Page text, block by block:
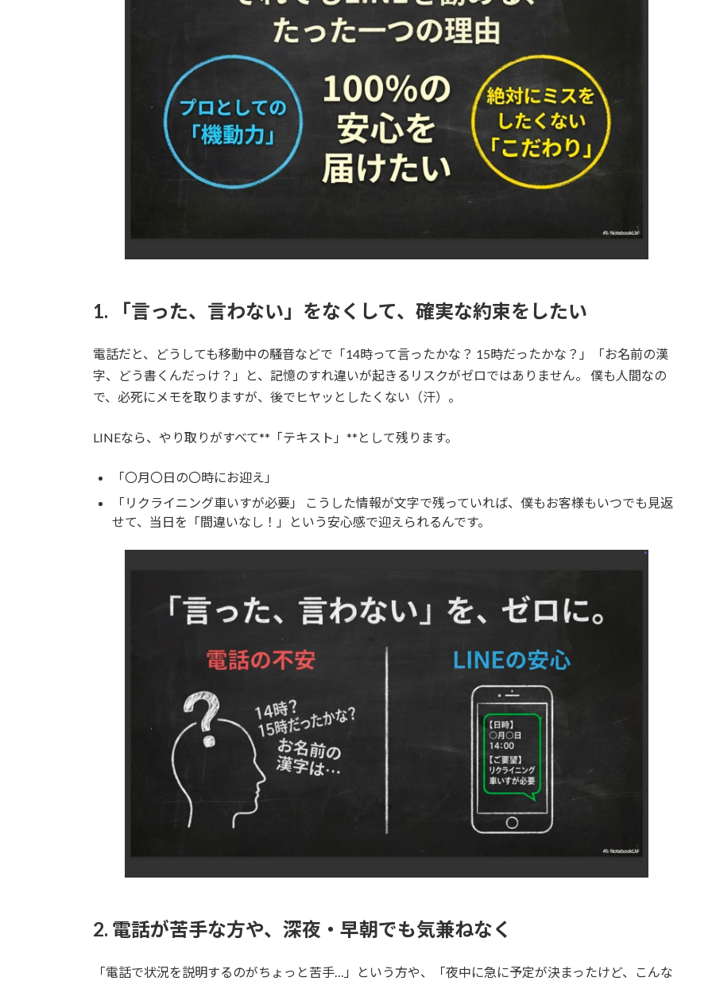
1. 「言った、言わない」をなくして、確実な約束をしたい
電話だと、どうしても移動中の騒音などで「14時って言ったかな？ 15時だったかな？」「お名前の漢
字、どう書くんだっけ？」と、記憶のすれ違いが起きるリスクがゼロではありません。 僕も人間なの
で、必死にメモを取りますが、後でヒヤッとしたくない（汗）。
LINEなら、やり取りがすべて**「テキスト」**として残ります。
「〇月〇日の〇時にお迎え」
「リクライニング車いすが必要」 こうした情報が文字で残っていれば、僕もお客様もいつでも見返
せて、当日を「間違いなし！」という安心感で迎えられるんです。
2. 電話が苦手な方や、深夜・早朝でも気兼ねなく
「電話で状況を説明するのがちょっと苦手…」という方や、「夜中に急に予定が決まったけど、こんな